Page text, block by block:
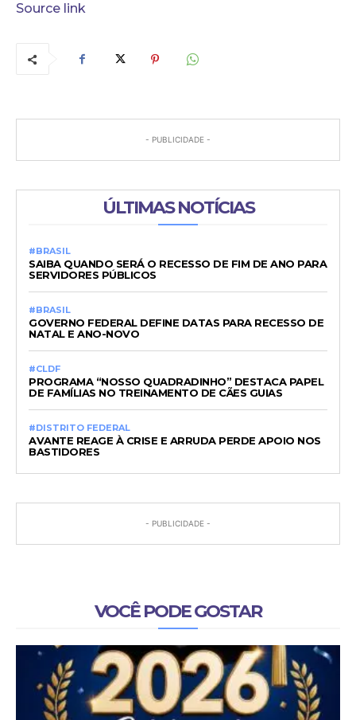
Source link
- PUBLICIDADE -
ÚLTIMAS NOTÍCIAS
#BRASIL
SAIBA QUANDO SERÁ O RECESSO DE FIM DE ANO PARA
SERVIDORES PÚBLICOS
#BRASIL
GOVERNO FEDERAL DEFINE DATAS PARA RECESSO DE
NATAL E ANO-NOVO
#CLDF
PROGRAMA “NOSSO QUADRADINHO” DESTACA PAPEL
DE FAMÍLIAS NO TREINAMENTO DE CÃES GUIAS
#DISTRITO FEDERAL
AVANTE REAGE À CRISE E ARRUDA PERDE APOIO NOS
BASTIDORES
- PUBLICIDADE -
VOCÊ PODE GOSTAR